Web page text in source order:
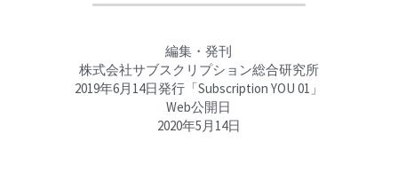
編集・発刊
株式会社サブスクリプション総合研究所
2019年6月14日発行「Subscription YOU 01」
Web公開日
2020年5月14日